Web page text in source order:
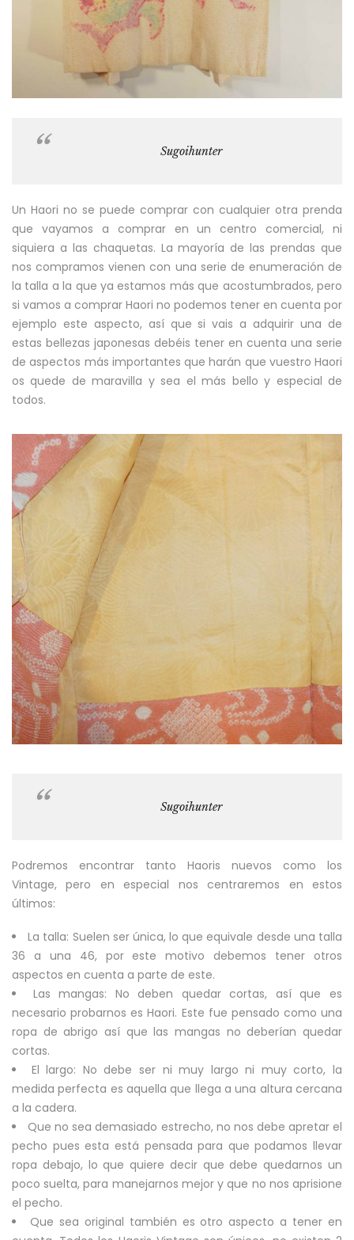
Sugoihunter
Un Haori no se puede comprar con cualquier otra prenda
que vayamos a comprar en un centro comercial, ni
siquiera a las chaquetas. La mayoría de las prendas que
nos compramos vienen con una serie de enumeración de
la talla a la que ya estamos más que acostumbrados, pero
si vamos a comprar Haori no podemos tener en cuenta por
ejemplo este aspecto, así que si vais a adquirir una de
estas bellezas japonesas debéis tener en cuenta una serie
de aspectos más importantes que harán que vuestro Haori
os quede de maravilla y sea el más bello y especial de
todos.
Sugoihunter
Podremos encontrar tanto Haoris nuevos como los
Vintage, pero en especial nos centraremos en estos
últimos:
La talla: Suelen ser única, lo que equivale desde una talla
36 a una 46, por este motivo debemos tener otros
aspectos en cuenta a parte de este.
Las mangas: No deben quedar cortas, así que es
necesario probarnos es Haori. Este fue pensado como una
ropa de abrigo así que las mangas no deberían quedar
cortas.
El largo: No debe ser ni muy largo ni muy corto, la
medida perfecta es aquella que llega a una altura cercana
a la cadera.
Que no sea demasiado estrecho, no nos debe apretar el
pecho pues esta está pensada para que podamos llevar
ropa debajo, lo que quiere decir que debe quedarnos un
poco suelta, para manejarnos mejor y que no nos aprisione
el pecho.
Que sea original también es otro aspecto a tener en